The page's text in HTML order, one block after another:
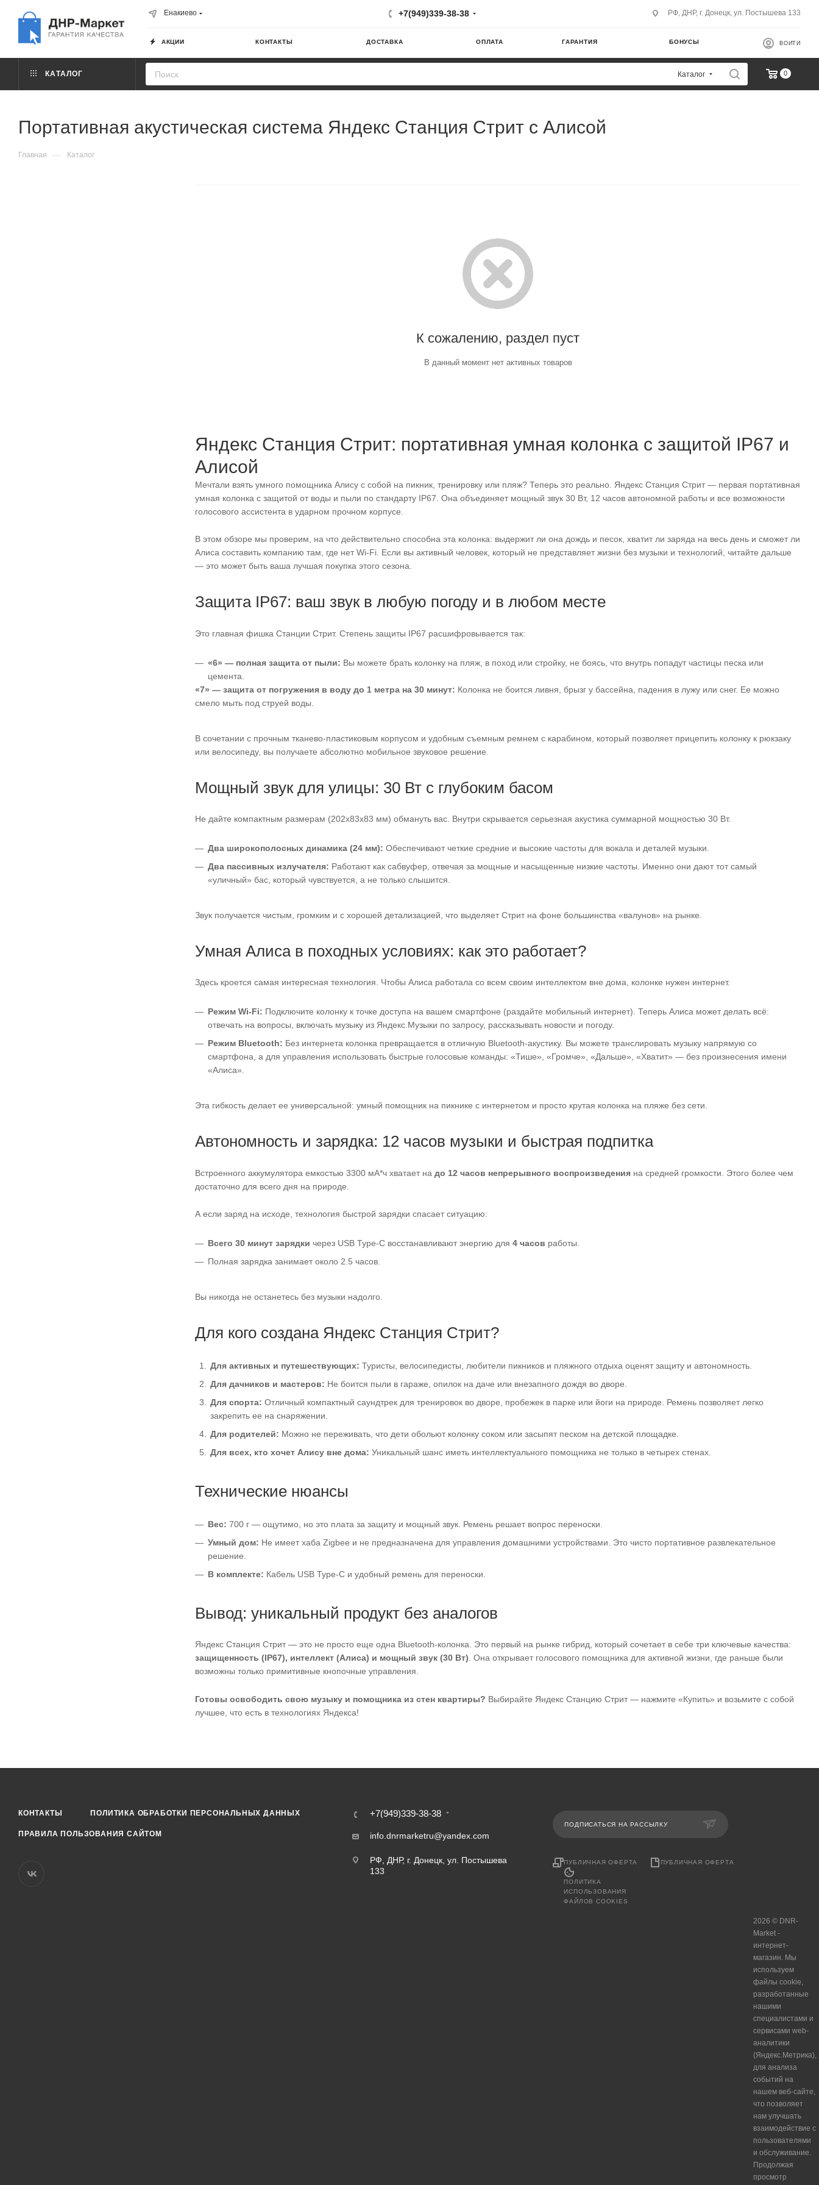
Енакиево +7(949)339-38-38 РФ, ДНР, г. Донецк, ул. Постышева 133
АКЦИИ КОНТАКТЫ ДОСТАВКА ОПЛАТА ГАРАНТИЯ БОНУСЫ ВОЙТИ
КАТАЛОГ Каталог 0
Портативная акустическая система Яндекс Станция Стрит с Алисой
Главная — Каталог
К сожалению, раздел пуст
В данный момент нет активных товаров
Яндекс Станция Стрит: портативная умная колонка с защитой IP67 и
Алисой
Мечтали взять умного помощника Алису с собой на пикник, тренировку или пляж? Теперь это реально. Яндекс Станция Стрит — первая портативная
умная колонка с защитой от воды и пыли по стандарту IP67. Она объединяет мощный звук 30 Вт, 12 часов автономной работы и все возможности
голосового ассистента в ударном прочном корпусе.
В этом обзоре мы проверим, на что действительно способна эта колонка: выдержит ли она дождь и песок, хватит ли заряда на весь день и сможет ли
Алиса составить компанию там, где нет Wi-Fi. Если вы активный человек, который не представляет жизни без музыки и технологий, читайте дальше
— это может быть ваша лучшая покупка этого сезона.
Защита IP67: ваш звук в любую погоду и в любом месте
Это главная фишка Станции Стрит. Степень защиты IP67 расшифровывается так:
«6» — полная защита от пыли: Вы можете брать колонку на пляж, в поход или стройку, не боясь, что внутрь попадут частицы песка или
цемента.
«7» — защита от погружения в воду до 1 метра на 30 минут: Колонка не боится ливня, брызг у бассейна, падения в лужу или снег. Ее можно
смело мыть под струей воды.
В сочетании с прочным тканево-пластиковым корпусом и удобным съемным ремнем с карабином, который позволяет прицепить колонку к рюкзаку
или велосипеду, вы получаете абсолютно мобильное звуковое решение.
Мощный звук для улицы: 30 Вт с глубоким басом
Не дайте компактным размерам (202x83x83 мм) обмануть вас. Внутри скрывается серьезная акустика суммарной мощностью 30 Вт.
Два широкополосных динамика (24 мм): Обеспечивают четкие средние и высокие частоты для вокала и деталей музыки.
Два пассивных излучателя: Работают как сабвуфер, отвечая за мощные и насыщенные низкие частоты. Именно они дают тот самый
«уличный» бас, который чувствуется, а не только слышится.
Звук получается чистым, громким и с хорошей детализацией, что выделяет Стрит на фоне большинства «валунов» на рынке.
Умная Алиса в походных условиях: как это работает?
Здесь кроется самая интересная технология. Чтобы Алиса работала со всем своим интеллектом вне дома, колонке нужен интернет.
Режим Wi-Fi: Подключите колонку к точке доступа на вашем смартфоне (раздайте мобильный интернет). Теперь Алиса может делать всё:
отвечать на вопросы, включать музыку из Яндекс.Музыки по запросу, рассказывать новости и погоду.
Режим Bluetooth: Без интернета колонка превращается в отличную Bluetooth-акустику. Вы можете транслировать музыку напрямую со
смартфона, а для управления использовать быстрые голосовые команды: «Тише», «Громче», «Дальше», «Хватит» — без произнесения имени
«Алиса».
Эта гибкость делает ее универсальной: умный помощник на пикнике с интернетом и просто крутая колонка на пляже без сети.
Автономность и зарядка: 12 часов музыки и быстрая подпитка
Встроенного аккумулятора емкостью 3300 мА*ч хватает на до 12 часов непрерывного воспроизведения на средней громкости. Этого более чем
достаточно для всего дня на природе.
А если заряд на исходе, технология быстрой зарядки спасает ситуацию:
Всего 30 минут зарядки через USB Type-C восстанавливают энергию для 4 часов работы.
Полная зарядка занимает около 2.5 часов.
Вы никогда не останетесь без музыки надолго.
Для кого создана Яндекс Станция Стрит?
Для активных и путешествующих: Туристы, велосипедисты, любители пикников и пляжного отдыха оценят защиту и автономность.
Для дачников и мастеров: Не боится пыли в гараже, опилок на даче или внезапного дождя во дворе.
Для спорта: Отличный компактный саундтрек для тренировок во дворе, пробежек в парке или йоги на природе. Ремень позволяет легко
закрепить ее на снаряжении.
Для родителей: Можно не переживать, что дети обольют колонку соком или засыпят песком на детской площадке.
Для всех, кто хочет Алису вне дома: Уникальный шанс иметь интеллектуального помощника не только в четырех стенах.
Технические нюансы
Вес: 700 г — ощутимо, но это плата за защиту и мощный звук. Ремень решает вопрос переноски.
Умный дом: Не имеет хаба Zigbee и не предназначена для управления домашними устройствами. Это чисто портативное развлекательное
решение.
В комплекте: Кабель USB Type-C и удобный ремень для переноски.
Вывод: уникальный продукт без аналогов
Яндекс Станция Стрит — это не просто еще одна Bluetooth-колонка. Это первый на рынке гибрид, который сочетает в себе три ключевые качества:
защищенность (IP67), интеллект (Алиса) и мощный звук (30 Вт) . Она открывает голосового помощника для активной жизни, где раньше были
возможны только примитивные кнопочные управления.
Готовы освободить свою музыку и помощника из стен квартиры? Выбирайте Яндекс Станцию Стрит — нажмите «Купить» и возьмите с собой
лучшее, что есть в технологиях Яндекса!
КОНТАКТЫ ПОЛИТИКА ОБРАБОТКИ ПЕРСОНАЛЬНЫХ ДАННЫХ
ПРАВИЛА ПОЛЬЗОВАНИЯ САЙТОМ
+7(949)339-38-38
info.dnrmarketru@yandex.com
РФ, ДНР, г. Донецк, ул. Постышева
133
ПОДПИСАТЬСЯ НА РАССЫЛКУ
ПУБЛИЧНАЯ ОФЕРТА
ПОЛИТИКА
ИСПОЛЬЗОВАНИЯ
ФАЙЛОВ COOKIES
ПУБЛИЧНАЯ ОФЕРТА
2026 © DNR-
Market -
интернет-
магазин. Мы
используем
файлы cookie,
разработанные
нашими
специалистами и
сервисами web-
аналитики
(Яндекс.Метрика),
для анализа
событий на
нашем веб-сайте,
что позволяет
нам улучшать
взаимодействие с
пользователями
и обслуживание.
Продолжая
просмотр